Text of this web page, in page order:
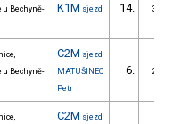
u Bechyně-
K1M sjezd 14. 3/ZM
u Bechyně-
C2M sjezd
MATUŠINEC
Petr
6. 2/ZM
C2M sjezd